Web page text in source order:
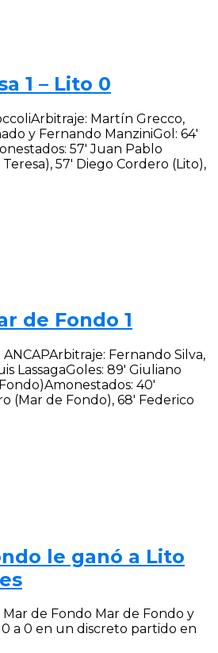
1 – Lito 0
Martín Grecco,
y Fernando ManziniGol: 64′
57′ Juan Pablo
57′ Diego Cordero (Lito),
de Fondo 1
Fernando Silva,
LassagaGoles: 89′ Giuliano
40′
(Mar de Fondo), 68′ Federico
le ganó a Lito
Mar de Fondo Mar de Fondo y
a 0 en un discreto partido en